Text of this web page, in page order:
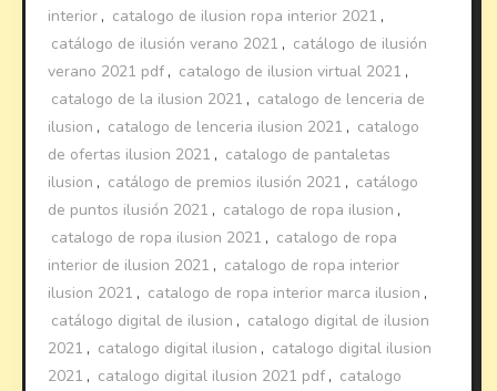
interior , catalogo de ilusion ropa interior 2021 ,
catálogo de ilusión verano 2021 , catálogo de ilusión
verano 2021 pdf , catalogo de ilusion virtual 2021 ,
catalogo de la ilusion 2021 , catalogo de lenceria de
ilusion , catalogo de lenceria ilusion 2021 , catalogo
de ofertas ilusion 2021 , catalogo de pantaletas
ilusion , catálogo de premios ilusión 2021 , catálogo
de puntos ilusión 2021 , catalogo de ropa ilusion ,
catalogo de ropa ilusion 2021 , catalogo de ropa
interior de ilusion 2021 , catalogo de ropa interior
ilusion 2021 , catalogo de ropa interior marca ilusion ,
catálogo digital de ilusion , catalogo digital de ilusion
2021 , catalogo digital ilusion , catalogo digital ilusion
2021 , catalogo digital ilusion 2021 pdf , catalogo